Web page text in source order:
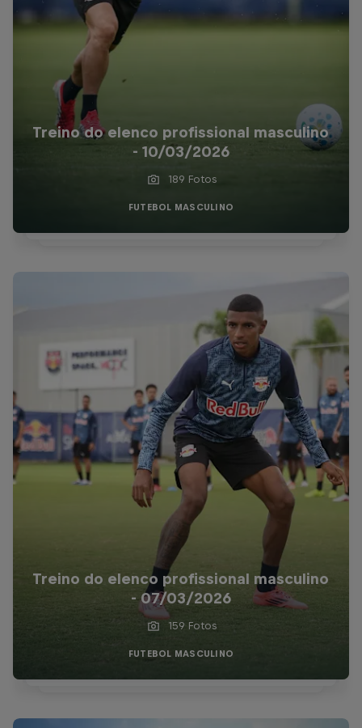
Treino do elenco profissional masculino
- 10/03/2026
189 Fotos
FUTEBOL MASCULINO
Treino do elenco profissional masculino
- 07/03/2026
159 Fotos
FUTEBOL MASCULINO